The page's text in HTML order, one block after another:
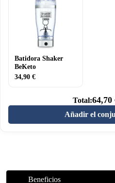
Batidora Shaker
BeKeto
34,90 €
Total:64,70
Añadir el
Beneficios